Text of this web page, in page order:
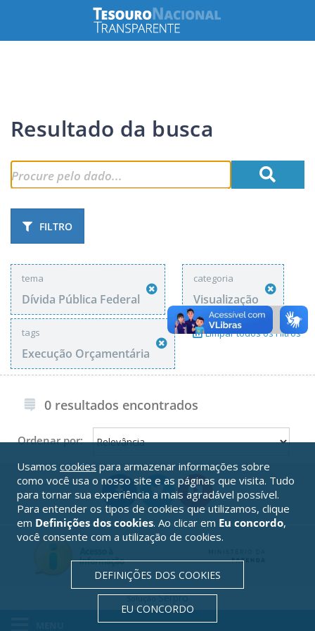
Resultado da busca
FILTRO
tema
Dívida Pública Federal
categoria
Visualização
tags
Execução Orçamentária
Limpar todos os Filtros
0 resultados encontrados
Ordenar por:
SoluçãoSerpro
Usamos cookies para armazenar informações sobre
como você usa o nosso site e as páginas que visita. Tudo
para tornar sua experiência a mais agradável possível.
Para entender os tipos de cookies que utilizamos, clique
em Definições dos cookies. Ao clicar em Eu concordo,
você consente com a utilização de cookies.
DEFINIÇÕES DOS COOKIES
EU CONCORDO